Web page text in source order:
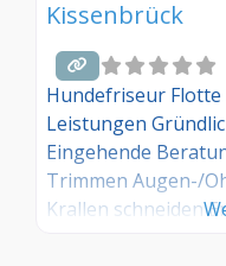
Kissenbrück
Hundefriseur Flotte
Leistungen
Eingehende
Trimmen Augen-/
Krallen schneiden